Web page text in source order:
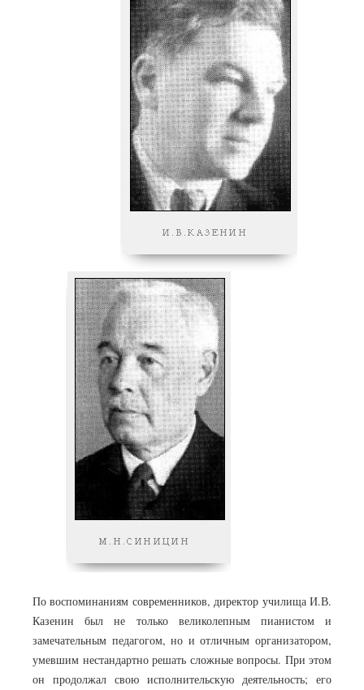
По воспоминаниям современников, директор училища И.В.
Казенин был не только великолепным пианистом и
замечательным педагогом, но и отличным организатором,
умевшим нестандартно решать сложные вопросы. При этом
он продолжал свою исполнительскую деятельность; его